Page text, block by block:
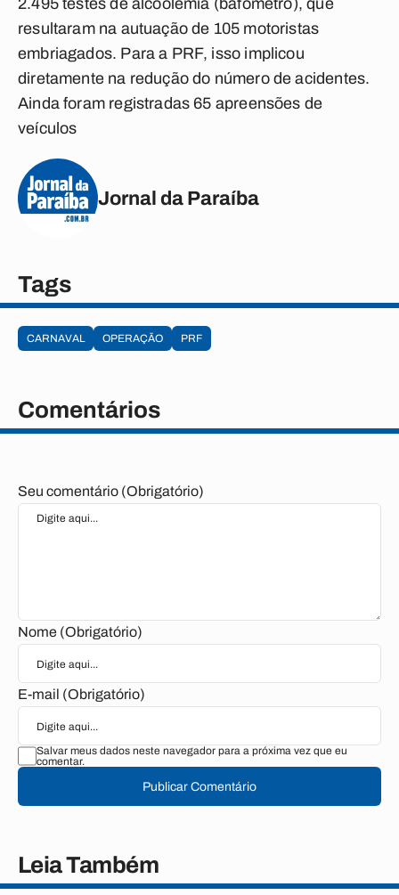
2.495 testes de alcoolemia (bafômetro), que
resultaram na autuação de 105 motoristas
embriagados. Para a PRF, isso implicou
diretamente na redução do número de acidentes.
Ainda foram registradas 65 apreensões de
veículos
Jornal da Paraíba
Tags
CARNAVAL OPERAÇÃO PRF
Comentários
Seu comentário (Obrigatório)
Nome (Obrigatório)
E-mail (Obrigatório)
Salvar meus dados neste navegador para a próxima vez que eu
comentar.
Publicar Comentário
Leia Também